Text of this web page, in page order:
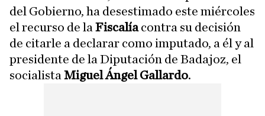
del Gobierno, ha desestimado este miércoles
el recurso de la Fiscalíacontra su decisión
de citarle a declarar como imputado, a él y al
presidente de la Diputación de Badajoz, el
socialista Miguel Ángel Gallardo.